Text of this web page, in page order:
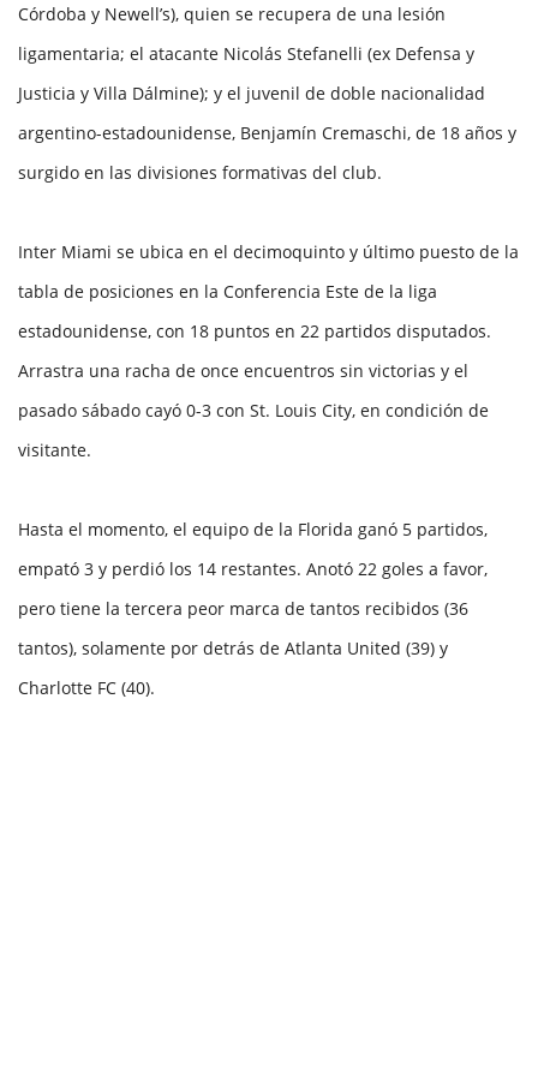
Córdoba y Newell’s), quien se recupera de una lesión
ligamentaria; el atacante Nicolás Stefanelli (ex Defensa y
Justicia y Villa Dálmine); y el juvenil de doble nacionalidad
argentino-estadounidense, Benjamín Cremaschi, de 18 años y
surgido en las divisiones formativas del club.
Inter Miami se ubica en el decimoquinto y último puesto de la
tabla de posiciones en la Conferencia Este de la liga
estadounidense, con 18 puntos en 22 partidos disputados.
Arrastra una racha de once encuentros sin victorias y el
pasado sábado cayó 0-3 con St. Louis City, en condición de
visitante.
Hasta el momento, el equipo de la Florida ganó 5 partidos,
empató 3 y perdió los 14 restantes. Anotó 22 goles a favor,
pero tiene la tercera peor marca de tantos recibidos (36
tantos), solamente por detrás de Atlanta United (39) y
Charlotte FC (40).